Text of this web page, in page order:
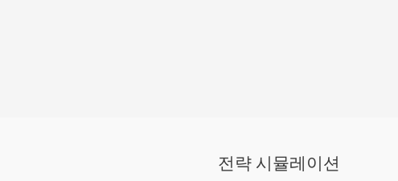
전략 시뮬레이션